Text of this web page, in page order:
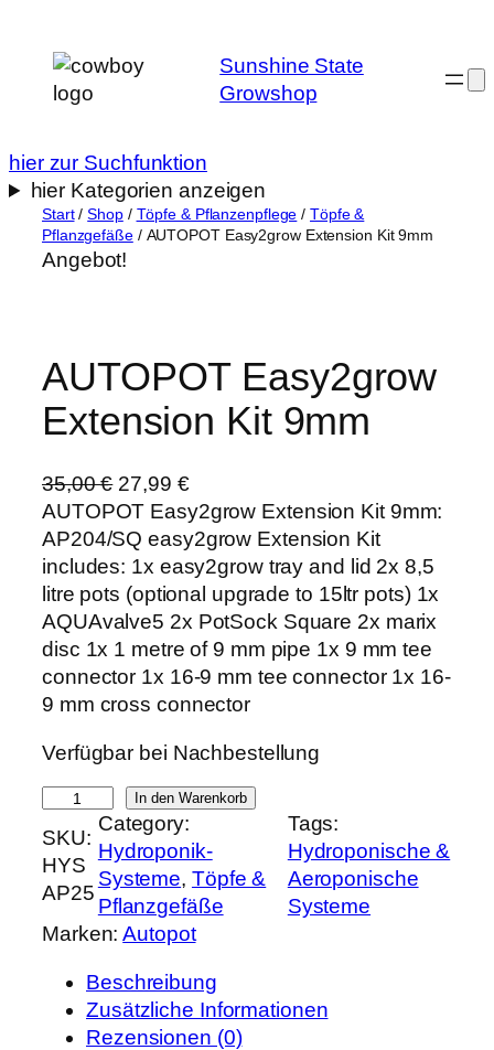
Inhalt
springen
Sunshine State
Growshop
hier zur Suchfunktion
hier Kategorien anzeigen
Start/Shop/ Töpfe & Pflanzenpflege /Töpfe &
Pflanzgefäße/ AUTOPOT Easy2grow Extension Kit 9mm
Angebot!
AUTOPOT Easy2grow
Extension Kit 9mm
35,00€ U
r
s
p
r
ü
n
g
l
c
h
e
r
P
r
e
s
w
a
27,99 €A
k
t
u
e
l
l
e
r
r
e
i
s
i
s
t
2
7
,
AUTOPOT Easy2grow Extension Kit 9mm:
AP204/SQ easy2grow Extension Kit
includes: 1x easy2grow tray and lid 2x 8,5
litre pots (optional upgrade to 15ltr pots) 1x
AQUAvalve5 2x PotSock Square 2x marix
disc 1x 1 metre of 9 mm pipe 1x 9 mm tee
connector 1x 16-9 mm tee connector 1x 16-
9 mm cross connector
Verfügbar bei Nachbestellung
U
T
O
O
In den Warenkorb
SKU:
HYS
AP25
Category:
Hydroponik-
Systeme, Töpfe &
Pflanzgefäße
Tags:
Hydroponische &
Aeroponische
Systeme
Marken:Autopot
Beschreibung
Zusätzliche Informationen
Rezensionen (0)